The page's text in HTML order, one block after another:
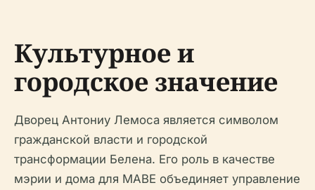
Культурное и
городское значение
Дворец Антониу Лемоса является символом
гражданской власти и городской
трансформации Белена. Его роль в качестве
мэрии и дома для MABE объединяет управление